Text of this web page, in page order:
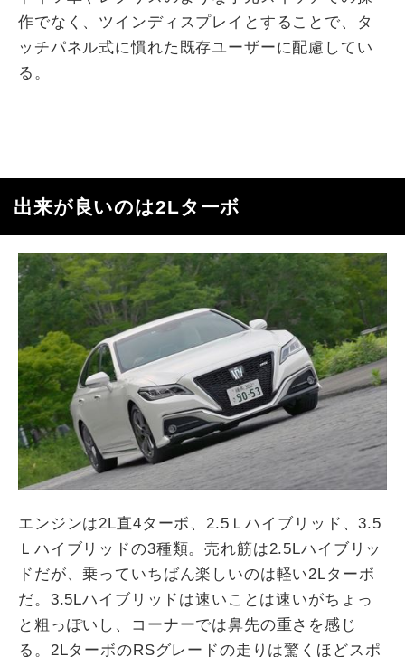
作でなく、ツインディスプレイとすることで、タ
ッチパネル式に慣れた既存ユーザーに配慮してい
る。
出来が良いのは2Lターボ
エンジンは2L直4ターボ、2.5Ｌハイブリッド、3.5
Ｌハイブリッドの3種類。売れ筋は2.5Lハイブリッ
ドだが、乗っていちばん楽しいのは軽い2Lターボ
だ。3.5Lハイブリッドは速いことは速いがちょっ
と粗っぽいし、コーナーでは鼻先の重さを感じ
る。2LターボのRSグレードの走りは驚くほどスポ